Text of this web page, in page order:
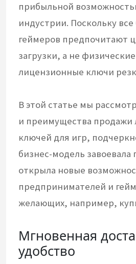
прибыльной
индустрии. Поскольку
геймеров предпочитают
загрузки, а не
лицензионные ключи
В этой статье мы
и преимущества продажи
ключей для игр,
бизнес-модель завоевала
открыла новые
предпринимателей и
желающих, например,
Мгновенная
удобство